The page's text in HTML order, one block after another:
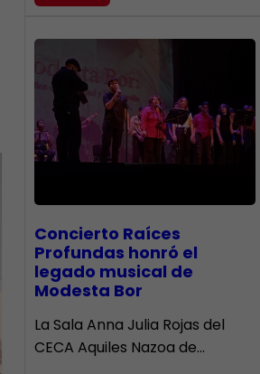
​Concierto Raíces
Profundas honró el
legado musical de
Modesta Bor
La Sala Anna Julia Rojas del
CECA Aquiles Nazoa de…